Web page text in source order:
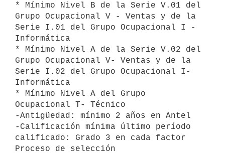
* Mínimo Nivel B de la Serie V.01 del
Grupo Ocupacional V - Ventas y de la
Serie I.01 del Grupo Ocupacional I -
Informática
* Mínimo Nivel A de la Serie V.02 del
Grupo Ocupacional V- Ventas y de la
Serie I.02 del Grupo Ocupacional I-
Informática
* Mínimo Nivel A del Grupo
Ocupacional T- Técnico
-Antigüedad: mínimo 2 años en Antel
-Calificación mínima último período
calificado: Grado 3 en cada factor
Proceso de selección